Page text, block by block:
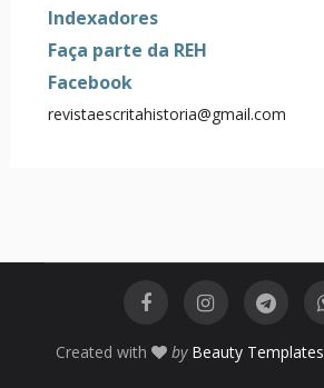
Indexadores
Faça parte da REH
Facebook
revistaescritahistoria@gmail.com
Created with by Beauty Templates